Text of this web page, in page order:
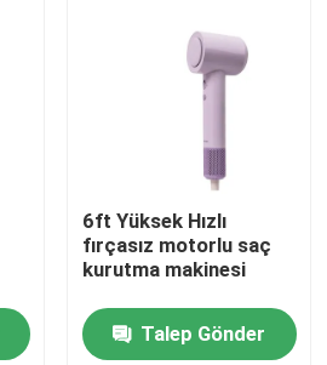
6ft Yüksek Hızlı
fırçasız motorlu saç
kurutma makinesi
Talep Gönder